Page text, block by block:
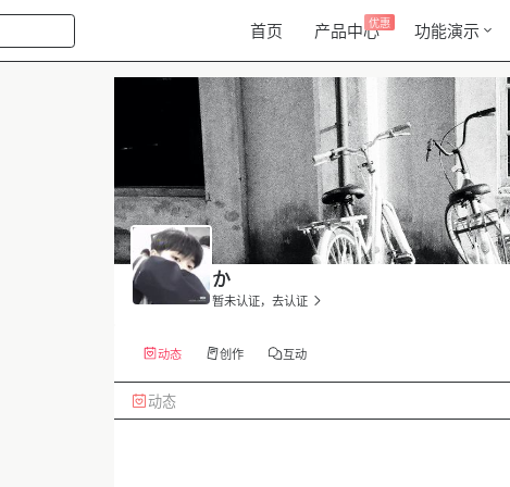
首页 产品中心优惠 功能演示
か
暂未认证，去认证
动态 创作 互动
动态